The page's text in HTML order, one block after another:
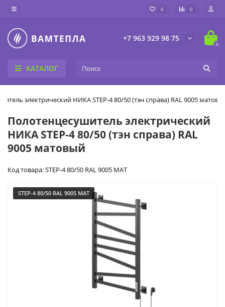
0 0
+7 963 929 98 75
0
КАТАЛОГ
электрический НИКА STEP-4 80/50 (тэн справа) RAL 9005
Полотенцесушитель электрический
НИКА STEP-4 80/50 (тэн справа) RAL
9005 матовый
Код товара: STEP-4 80/50 RAL 9005 MAT
STEP-4 80/50 RAL 9005 MAT